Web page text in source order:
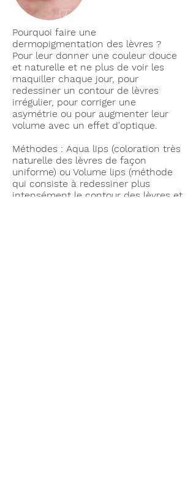
Pourquoi faire une
dermopigmentation des lèvres ?
Pour leur donner une couleur douce
et naturelle et ne plus de voir les
maquiller chaque jour, pour
redessiner un contour de lèvres
irrégulier, pour corriger une
asymétrie ou pour augmenter leur
volume avec un effet d'optique.
Méthodes : Aqua lips (coloration très
naturelle des lèvres de façon
uniforme) ou Volume lips (méthode
qui consiste à redessiner plus
intensément le contour des lèvres et